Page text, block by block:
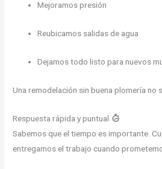
Mejoramos presión
Reubicamos salidas de agua
Dejamos todo listo para nuevos
Una remodelación sin buena plomería no
Respuesta rápida y puntual
Sabemos que el tiempo es importante.
entregamos el trabajo cuando